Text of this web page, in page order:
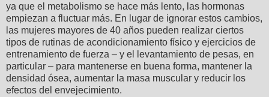
ya que el metabolismo se hace más lento, las hormonas
empiezan a fluctuar más. En lugar de ignorar estos cambios,
las mujeres mayores de 40 años pueden realizar ciertos
tipos de rutinas de acondicionamiento físico y ejercicios de
entrenamiento de fuerza – y el levantamiento de pesas, en
particular – para mantenerse en buena forma, mantener la
densidad ósea, aumentar la masa muscular y reducir los
efectos del envejecimiento.